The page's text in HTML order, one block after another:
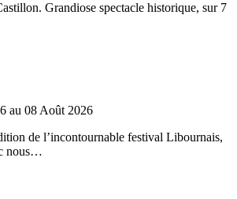
Grandiose spectacle historique, sur 7
au 08 Août 2026
de l’incontournable festival Libournais,
nous…